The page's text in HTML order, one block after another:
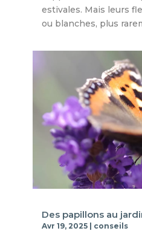
estivales. Mais leurs
ou blanches, plus
Des papillons au
Avr 19, 2025| conseils